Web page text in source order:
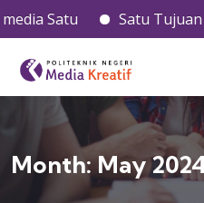
Satu Satu Tujuan
Month:May